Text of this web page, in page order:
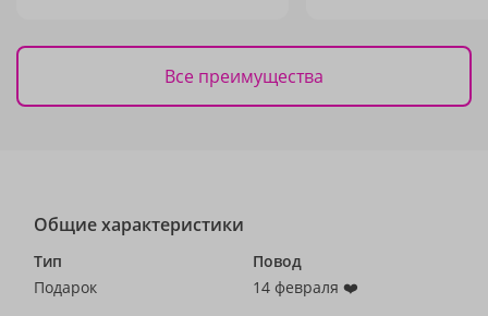
Все преимущества
Общие характеристики
Тип
Подарок
Повод
14 февраля ❤️